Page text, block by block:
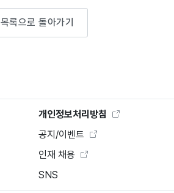
목록으로 돌아가기
개인정보처리방침
공지/이벤트
인재 채용
SNS